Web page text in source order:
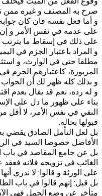
صرح به المصنف و غيره ممن
و أما فعل نفسه فان كان جوابه
على عدمه في نفس الأمر و إن
على ذلك في إسقاط ما يترتب
و المراد باعتبار الجزم في
مطلقا حتى في الوارث، و
المزبورة، كاعتبارهم الجزم
و بذلك كله ظهر لك أن الجواب
و له رده، نعم قد يقال بعدم
بناء على ظهور ما دل على
النفي في نفس الأمر، لا
قبولها بحاله.
بل لعل التأمل الصادق يقضي
الأفاضل خصوصا السيد في
بل عن جامع المقاصد في باب
الغائب في تزويجه فلانه
على الورثة و قالوا: لا ندري
بل قيل: إنهم قالوا في باب
متأخر عن وضع الحمل فهي